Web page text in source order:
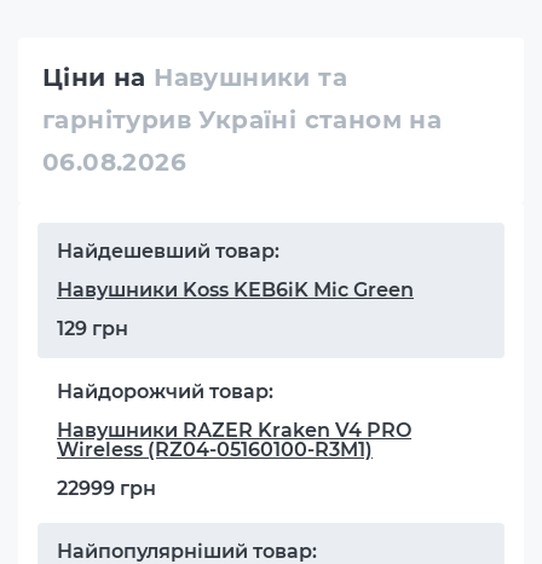
Ціни на Навушники та
гарнітурив Україні станом на
06.08.2026
Найдешевший товар:
Навушники Koss KEB6iK Mic Green
129 грн
Найдорожчий товар:
Навушники RAZER Kraken V4 PRO
Wireless (RZ04-05160100-R3M1)
22999 грн
Найпопулярніший товар: